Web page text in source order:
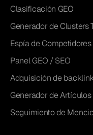
Clasificación GEO
Generador de Clusters
Espía de Competidores
Panel GEO / SEO
Adquisición de
Generador de
Seguimiento de